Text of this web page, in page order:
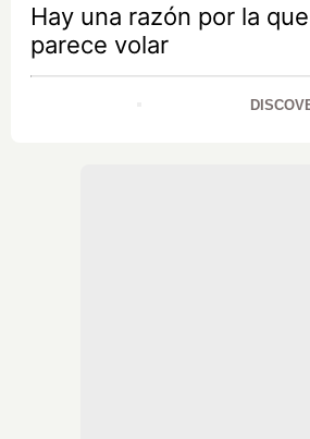
Hay una razón por la
parece volar